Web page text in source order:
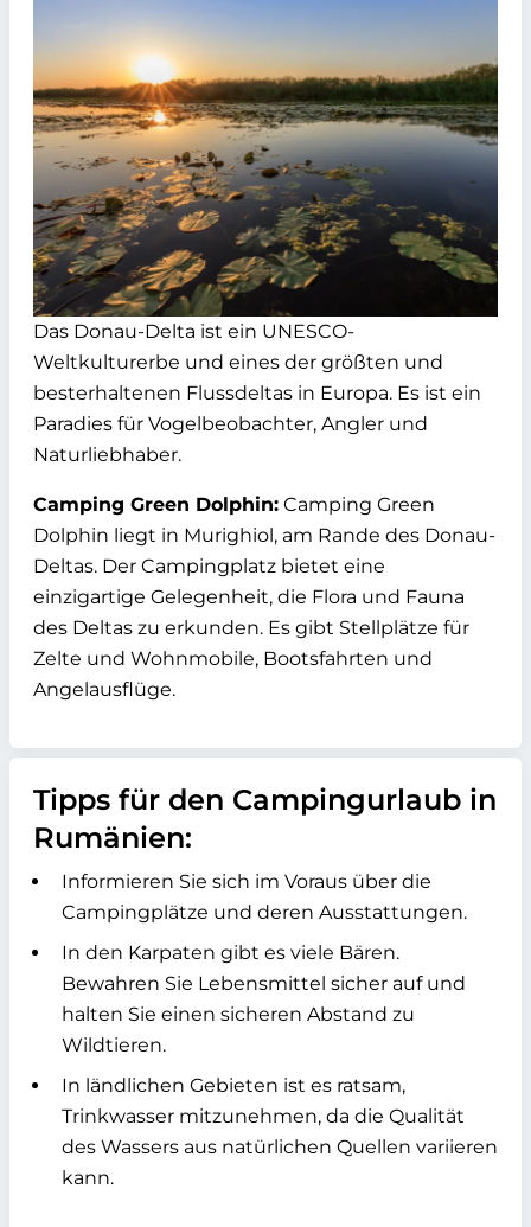
Das Donau-Delta ist ein UNESCO-
Weltkulturerbe und eines der größten und
besterhaltenen Flussdeltas in Europa. Es ist ein
Paradies für Vogelbeobachter, Angler und
Naturliebhaber.
Camping Green Dolphin: Camping Green
Dolphin liegt in Murighiol, am Rande des Donau-
Deltas. Der Campingplatz bietet eine
einzigartige Gelegenheit, die Flora und Fauna
des Deltas zu erkunden. Es gibt Stellplätze für
Zelte und Wohnmobile, Bootsfahrten und
Angelausflüge.
Tipps für den Campingurlaub in
Rumänien:
Informieren Sie sich im Voraus über die
Campingplätze und deren Ausstattungen.
In den Karpaten gibt es viele Bären.
Bewahren Sie Lebensmittel sicher auf und
halten Sie einen sicheren Abstand zu
Wildtieren.
In ländlichen Gebieten ist es ratsam,
Trinkwasser mitzunehmen, da die Qualität
des Wassers aus natürlichen Quellen variieren
kann.